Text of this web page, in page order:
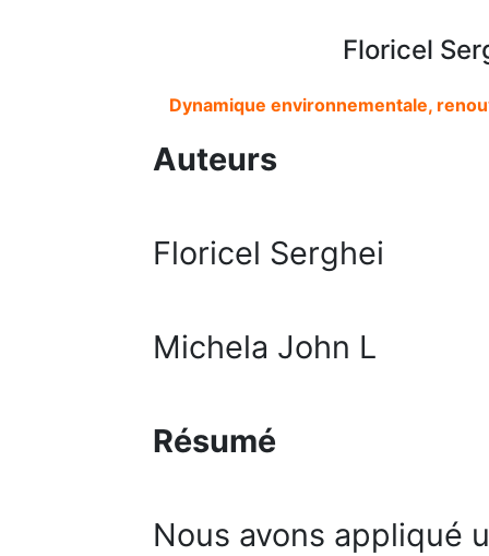
Floricel
Dynamique environnementale,
Auteurs
Floricel Serghei
Michela John L
Résumé
Nous avons appliqué